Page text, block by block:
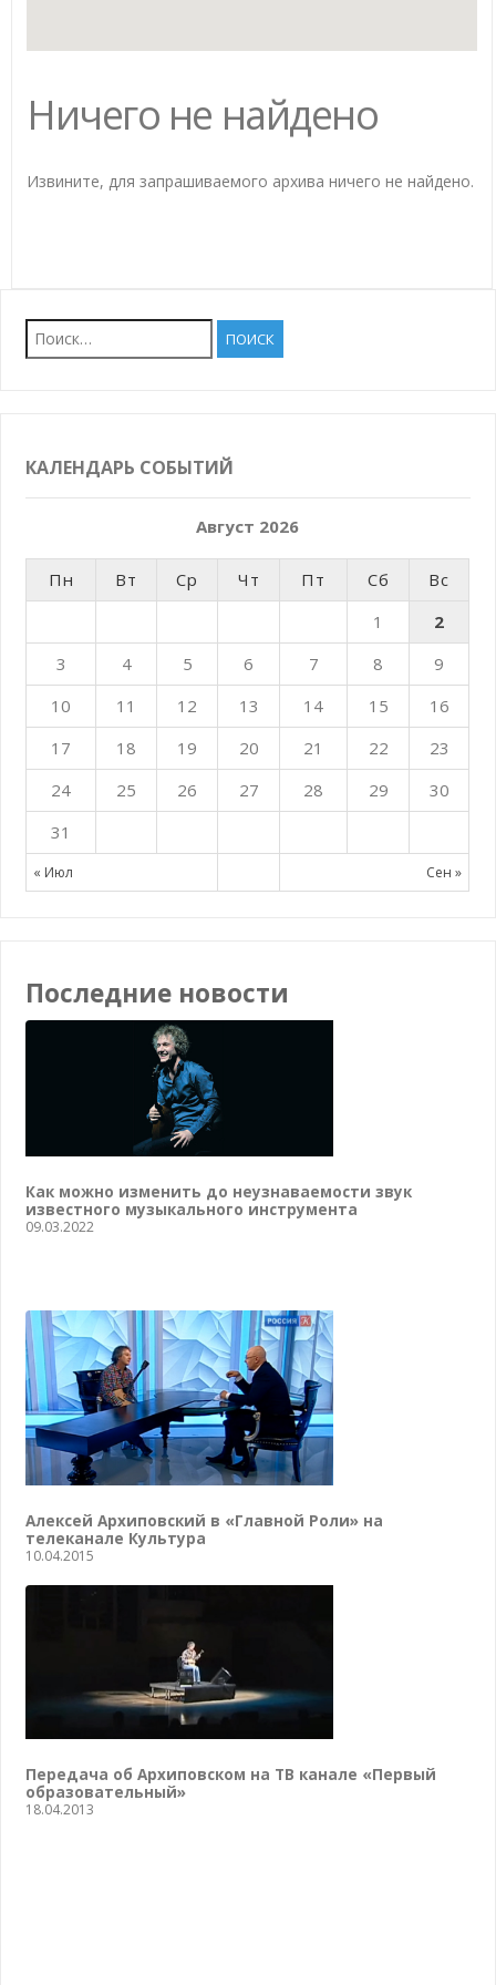
Ничего не найдено
Извините, для запрашиваемого архива ничего не найдено.
Найти:
КАЛЕНДАРЬ СОБЫТИЙ
Август 2026
Пн Вт Ср Чт Пт Сб
Вс
1
2
3
4 5 6 7 8
9
10
11 12 13 14 15
16
17
18 19 20 21 22
23
24
25 26 27 28 29
30
31
« Июл Сен »
Последние новости
Как можно изменить до неузнаваемости звук
известного музыкального инструмента
09.03.2022
Алексей Архиповский в «Главной Роли» на
телеканале Культура
10.04.2015
Передача об Архиповском на ТВ канале «Первый
образовательный»
18.04.2013